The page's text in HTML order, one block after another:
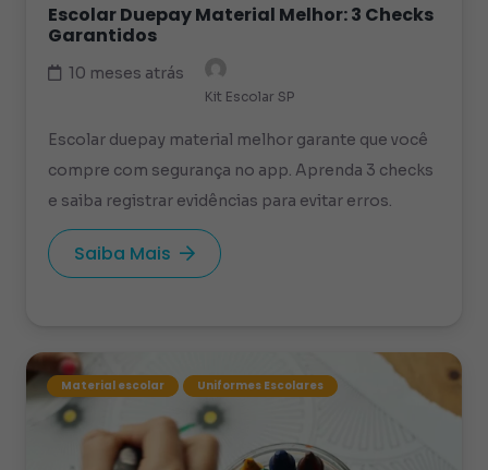
Escolar Duepay Material Melhor: 3 Checks
Garantidos
10 meses atrás
Kit Escolar SP
Escolar duepay material melhor garante que você
compre com segurança no app. Aprenda 3 checks
e saiba registrar evidências para evitar erros.
Saiba Mais
Material escolar Uniformes Escolares